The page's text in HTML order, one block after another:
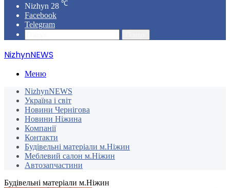
Nizhyn 28 ℃
Facebook
Telegram
NizhynNEWS
Меню
NizhynNEWS
Україна і світ
Новини Чернігова
Новини Ніжина
Компанії
Контакти
Будівельні матеріали м.Ніжин
Меблевий салон м.Ніжин
Автозапчастини
Будівельні матеріали м.Ніжин